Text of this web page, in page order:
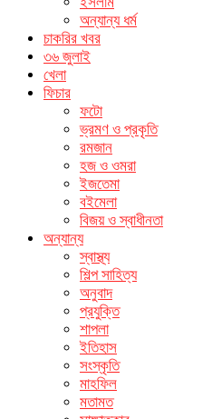
অন্যান্য ধর্ম
চাকরির খবর
৩৬ জুলাই
খেলা
ফিচার
ফটো
ভ্রমণ ও প্রকৃতি
রমজান
হজ ও ওমরা
ইজতেমা
বইমেলা
বিজয় ও স্বাধীনতা
অন্যান্য
স্বাস্থ্য
শিল্প সাহিত্য
অনুবাদ
প্রযুক্তি
শাপলা
ইতিহাস
সংস্কৃতি
মাহফিল
মতামত